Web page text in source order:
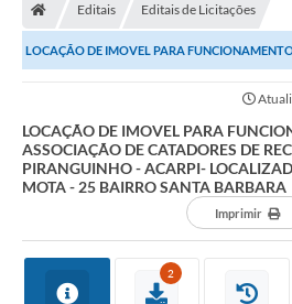
Editais Editais de Licitações
LOCAÇÃO DE IMOVEL PARA
LOCAÇÃO DE IMOVEL PARA
ASSOCIAÇÃO DE CATADORES DE
PIRANGUINHO - ACARPI-
MOTA - 25 BAIRRO SANTA BARBARA
Imprimir
2